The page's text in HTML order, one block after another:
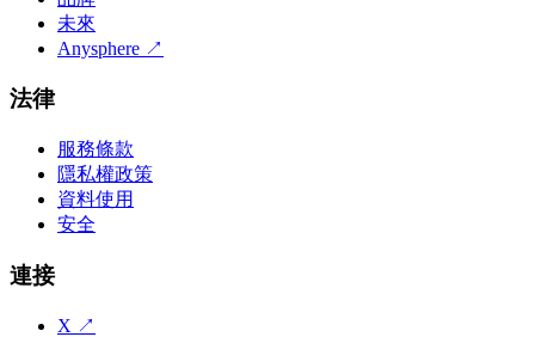
未來
Anysphere ↗
法律
服務條款
隱私權政策
資料使用
安全
連接
X ↗